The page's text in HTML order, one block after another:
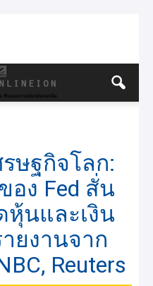
ษฐกิจโลก:
อง Fed สั่น
หุ้นและเงิน
ยงานจาก
Reuters